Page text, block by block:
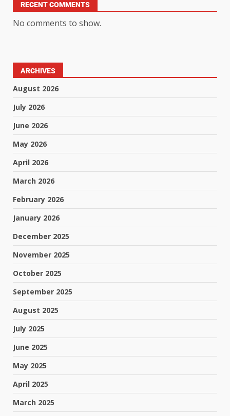
RECENT COMMENTS
No comments to show.
ARCHIVES
August 2026
July 2026
June 2026
May 2026
April 2026
March 2026
February 2026
January 2026
December 2025
November 2025
October 2025
September 2025
August 2025
July 2025
June 2025
May 2025
April 2025
March 2025